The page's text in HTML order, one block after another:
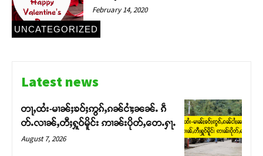
UNCATEGORIZED
February 14, 2020
Latest news
တႃႇထႆး-မၢၼ်ႈၶဝ်ႈဢွၵ်ႇၵၼ်ငၢႆႈၼၼ်ႉ ၵဵ
တ်ႉလၢၼ်ႇတီႈႁူဝ်မိူင်း ဢၢၼ်းပိုတ်ႇတေႉႁႃႉ
August 7, 2026